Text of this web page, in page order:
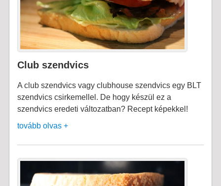
Club szendvics
A club szendvics vagy clubhouse szendvics egy BLT
szendvics csirkemellel. De hogy készül ez a
szendvics eredeti változatban? Recept képekkel!
tovább olvas +